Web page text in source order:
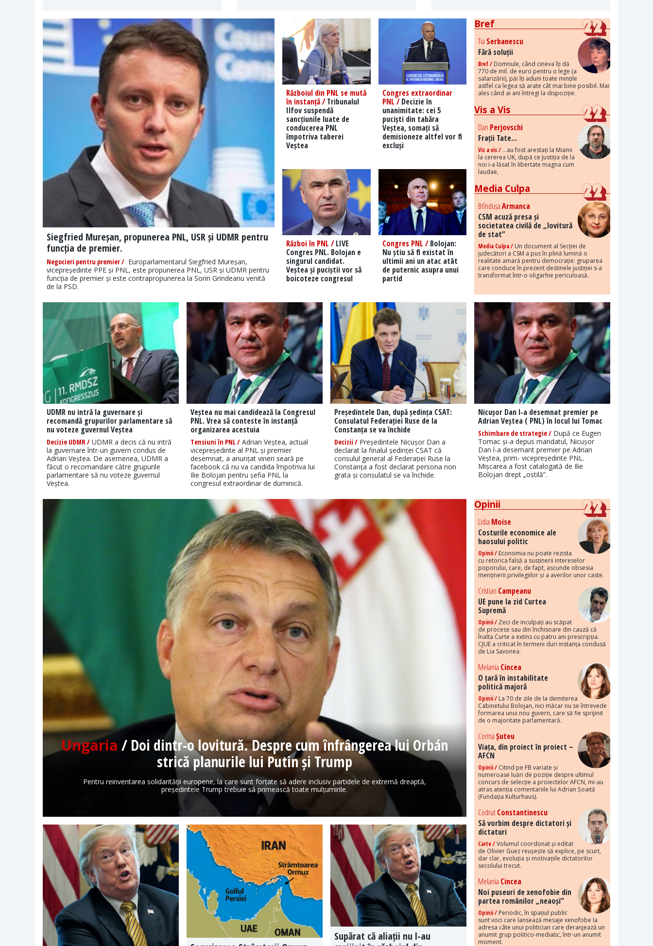
Siegfried Mureșan, propunerea PNL, USR și UDMR pentru
funcția de premier.
Negocieri pentru premier / Europarlamentarul Siegfried Mureșan,
vicepreședinte PPE și PNL, este propunerea PNL, USR și UDMR pentru
funcția de premier și este contrapropunerea la Sorin Grindeanu venită
de la PSD.
Războiul din PNL se mută
în instanță /Tribunalul
Ilfov suspendă
sancțiunile luate de
conducerea PNL
împotriva taberei
Veștea
Congres extraordinar
PNL /Decizie în
unanimitate: cei 5
puciști din tabăra
Veștea, somați să
demisioneze altfel vor fi
excluși
Război în PNL /LIVE
Congres PNL. Bolojan e
singurul candidat.
Veștea și puciștii vor să
boicoteze congresul
Congres PNL /Bolojan:
Nu știu să fi existat în
ultimii ani un atac atât
de puternic asupra unui
partid
Bref
Tia Serbanescu
Fără soluții
Bref /Domnule, când cineva îți dă
770 de mil. de euro pentru o lege (a
salarizării), păi îți aduni toate mințile
astfel ca legea să arate cât mai bine posibil. Mai
ales când ai ani întregi la dispoziție.
Vis a Vis
Dan Perjovschi
Frații Tate...
Vis a vis /...au fost arestați la Miami
la cererea UK, după ce Justiția de la
noi i-a lăsat în libertate magna cum
laudae,
Media Culpa
BrîndușaArmanca
CSM acuză presa și
societatea civilă de „lovitură
de stat”
Media Culpa /Un document al Secției de
judecători a CSM a pus în plină lumină o
realitate amară pentru democrație: gruparea
care conduce în prezent destinele justiției s-a
transformat într-o oligarhie periculoasă.
UDMR nu intră la guvernare și
recomandă grupurilor parlamentare să
nu voteze guvernul Veștea
Decizie UDMR / UDMR a decis că nu intră
la guvernare într-un guvern condus de
Adrian Veștea. De asemenea, UDMR a
făcut o recomandare către grupurile
parlamentare să nu voteze guvernul
Veștea.
Veștea nu mai candidează la Congresul
PNL. Vrea să conteste în instanță
organizarea acestuia
Tensiuni în PNL /Adrian Veștea, actual
vicepreședinte al PNL și premier
desemnat, a anunțat vineri seară pe
facebook că nu va candida împotriva lui
Ilie Bolojan pentru șefia PNL la
congresul extraordinar de duminică.
Președintele Dan, după ședința CSAT:
Consulatul Federației Ruse de la
Constanța se va închide
Decizii /Președintele Nicușor Dan a
declarat la finalul ședinței CSAT că
consulul general al Federației Ruse la
Constanța a fost declarat persona non
grata și consulatul se va închide.
Nicușor Dan l-a desemnat premier pe
Adrian Veștea ( PNL) în locul lui Tomac
Schimbare de strategie /După ce Eugen
Tomac și-a depus mandatul, Nicușor
Dan l-a desemant premier pe Adrian
Veștea, prim- vicepreședinte PNL.
Mișcarea a fost catalogată de Ilie
Bolojan drept „ostilă”.
Ungaria / Doi dintr-o lovitură. Despre cum înfrângerea lui Orbán
strică planurile lui Putin și Trump
Pentru reinventarea solidarității europene, la care sunt forțate să adere inclusiv partidele de extremă dreaptă,
președintele Trump trebuie să primească toate mulțumirile.
Supărat că aliații nu l-au
Opinii
Lidia Moise
Costurile economice ale
haosului politic
Opinii /Economia nu poate rezista
cu retorica falsă a susținerii intereselor
poporului, care, de fapt, ascunde obsesia
menținerii privilegiilor și a averilor unor caste.
Cristian Campeanu
UE pune la zid Curtea
Supremă
Opinii /Zeci de inculpați au scăpat
de procese sau din închisoare din cauză că
Înalta Curte a extins cu patru ani prescripția.
CJUE a criticat în termeni duri instanța condusă
de Lia Savonea.
Melania Cincea
O țară în instabilitate
politică majoră
Opinii /La 70 de zile de la demiterea
Cabinetului Bolojan, nici măcar nu se întrevede
formarea unui nou guvern, care să fie sprijinit
de o majoritate parlamentară.
CorinaȘuteu
Viața, din proiect în proiect –
AFCN
Opinii /Citind pe FB variate și
numeroase luări de poziție despre ultimul
concurs de selecție a proiectelor AFCN, mi-au
atras atenția comentariile lui Adrian Șoaită
(Fundația Kulturhaus).
CodrutConstantinescu
Să vorbim despre dictatori și
dictaturi
Carte /Volumul coordonat și editat
de Olivier Guez reușește să explice, pe scurt,
dar clar, evoluția și motivațiile dictatorilor
secolului trecut.
Melania Cincea
Noi puseuri de xenofobie din
partea românilor „neaoși”
Opinii /Periodic, în spațiul public
sunt voci care lansează mesaje xenofobe la
adresa câte unui politician care deranjează un
anumit grup politico-mediatic, într-un anumit
moment.